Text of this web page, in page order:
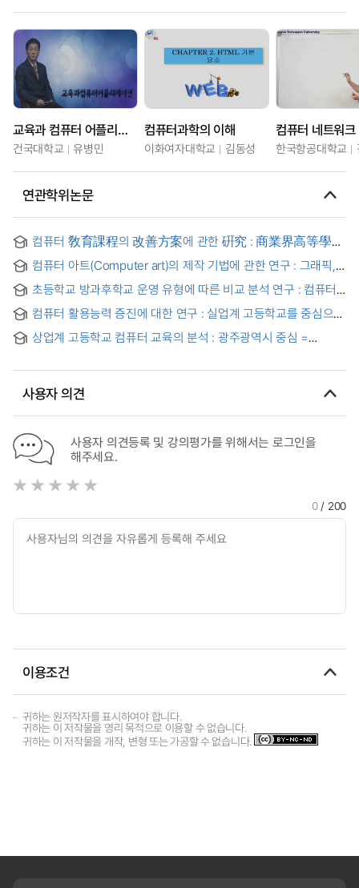
교육과 컴퓨터 어플리케이션
건국대학교 유병민
컴퓨터과학의 이해
이화여자대학교 김동성
컴퓨터 네트워크
한국항공대학교
연관학위논문
컴퓨터 敎育課程의 改善方案에 관한 硏究 : 商業界高等學校
情報處理科를 中心으로 = A Study of the Strategies to
Improve the Computer Curriculums:based on the
information course of commercial high school
컴퓨터 아트(Computer art)의 제작 기법에 관한 연구 : 그래픽,
애니메이션 기법을 중심으로
초등학교 방과후학교 운영 유형에 따른 비교 분석 연구 : 컴퓨터
교육을 중심으로 = Comparative Analysis Study on the
After-School Operation Types of Elementary Schools :
Focusing on Computer Education
컴퓨터 활용능력 증진에 대한 연구 : 실업계 고등학교를 중심으로
= A Study on Improving Ability to Use Computers:Focused
on Vocational High School
상업계 고등학교 컴퓨터 교육의 분석 : 광주광역시 중심 =
School Locating on Gwang-Ju Metropolitan City
사용자 의견
사용자 의견등록 및 강의평가를 위해서는 로그인을
해주세요.
0/ 200
이용조건
귀하는 원저작자를 표시하여야 합니다.
귀하는 이 저작물을 영리 목적으로 이용할 수 없습니다.
귀하는 이 저작물을 개작, 변형 또는 가공할 수 없습니다.